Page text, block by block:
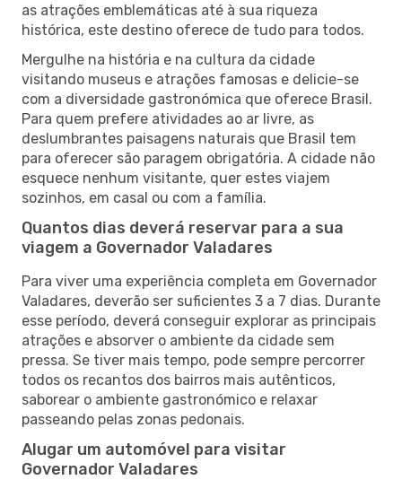
as atrações emblemáticas até à sua riqueza
histórica, este destino oferece de tudo para todos.
Mergulhe na história e na cultura da cidade
visitando museus e atrações famosas e delicie-se
com a diversidade gastronómica que oferece Brasil.
Para quem prefere atividades ao ar livre, as
deslumbrantes paisagens naturais que Brasil tem
para oferecer são paragem obrigatória. A cidade não
esquece nenhum visitante, quer estes viajem
sozinhos, em casal ou com a família.
Quantos dias deverá reservar para a sua
viagem a Governador Valadares
Para viver uma experiência completa em Governador
Valadares, deverão ser suficientes 3 a 7 dias. Durante
esse período, deverá conseguir explorar as principais
atrações e absorver o ambiente da cidade sem
pressa. Se tiver mais tempo, pode sempre percorrer
todos os recantos dos bairros mais autênticos,
saborear o ambiente gastronómico e relaxar
passeando pelas zonas pedonais.
Alugar um automóvel para visitar
Governador Valadares